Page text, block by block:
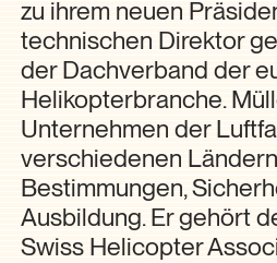
zu ihrem neuen
technischen Direktor
der Dachverband der
Helikopterbranche.
Unternehmen der
verschiedenen
Bestimmungen,
Ausbildung. Er gehört
Swiss Helicopter